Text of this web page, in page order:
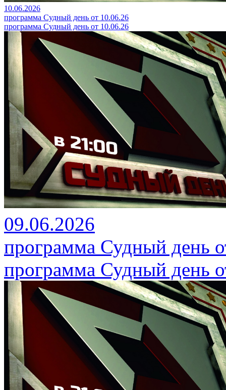
10.06.2026
программа Судный день от 10.06.26
программа Судный день от 10.06.26
09.06.2026
программа Судный день
программа Судный день